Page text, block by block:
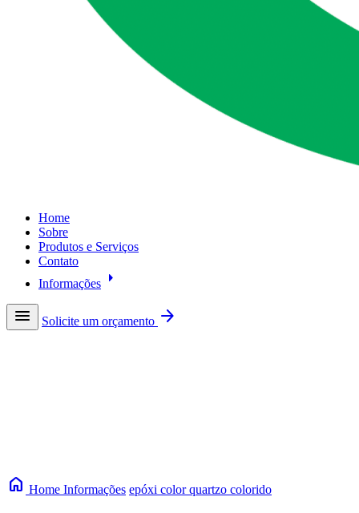
Home
Sobre
Produtos e Serviços
Contato
Informações arrow_right
menu
Solicite um orçamento arrow_forward
home Home Informações epóxi color quartzo colorido